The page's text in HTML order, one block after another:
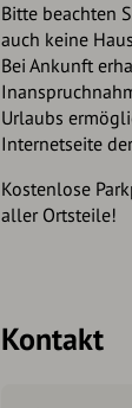
Bitte beachten
auch keine
Bei Ankunft
Urlaubs
Internetseite
Kostenlose
aller Ortsteile!
Kontakt